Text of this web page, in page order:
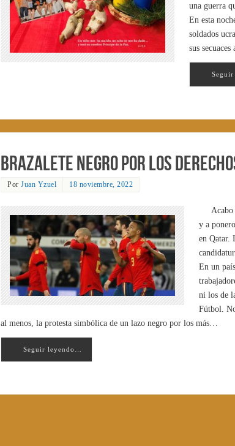
una guerra
En esta
soldados
sus
Brazalete negro por los
Por Juan Yzuel 18 noviembre, 2022
y a
en Qatar.
En un
ni los de
Fútbol.
al menos, la protesta simbólica de un lazo negro por los más…
Seguir leyendo…